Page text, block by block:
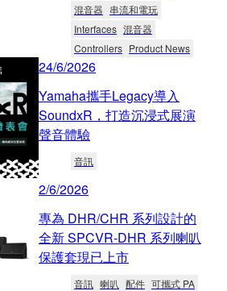
混音器 串流和電玩
Interfaces 混音器
Controllers Product News
24/6/2026
Yamaha攜手Legacy導入
SoundxR，打造沉浸式展演
聲音體驗
音訊
2/6/2026
專為 DHR/CHR 系列設計的
全新 SPCVR-DHR 系列喇叭
保護套現已上市
音訊 喇叭 配件 可攜式 PA